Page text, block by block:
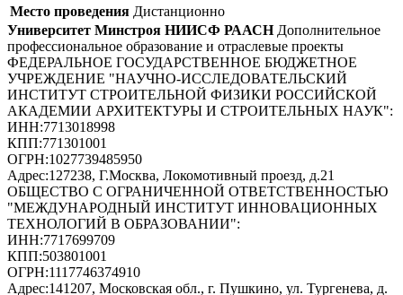
Место проведения Дистанционно
Университет Минстроя НИИСФ РААСН Дополнительное
профессиональное образование и отраслевые проекты
ФЕДЕРАЛЬНОЕ ГОСУДАРСТВЕННОЕ БЮДЖЕТНОЕ
УЧРЕЖДЕНИЕ "НАУЧНО-ИССЛЕДОВАТЕЛЬСКИЙ
ИНСТИТУТ СТРОИТЕЛЬНОЙ ФИЗИКИ РОССИЙСКОЙ
АКАДЕМИИ АРХИТЕКТУРЫ И СТРОИТЕЛЬНЫХ НАУК":
ИНН:7713018998
КПП:771301001
ОГРН:1027739485950
Адрес:127238, Г.Москва, Локомотивный проезд, д.21
ОБЩЕСТВО С ОГРАНИЧЕННОЙ ОТВЕТСТВЕННОСТЬЮ
"МЕЖДУНАРОДНЫЙ ИНСТИТУТ ИННОВАЦИОННЫХ
ТЕХНОЛОГИЙ В ОБРАЗОВАНИИ":
ИНН:7717699709
КПП:503801001
ОГРН:1117746374910
Адрес:141207, Московская обл., г. Пушкино, ул. Тургенева, д.